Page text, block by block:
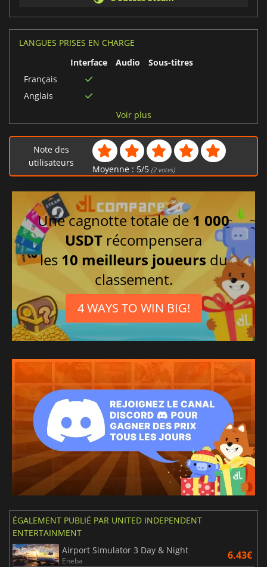
LANGUES PRISES EN CHARGE
Interface
Audio
Sous-titres
Français
Anglais
Voir plus
Note des
utilisateurs
Moyenne : 5/5 (2votes)
Une cagnotte totale de 1 000
USDT récompensera
les 10 meilleurs joueurs du
classement.
4 WAYS TO WIN BIG!
ÉGALEMENT PUBLIÉ PAR UNITED INDEPENDENT
ENTERTAINMENT
Airport Simulator 3 Day & Night
Eneba 6.43€